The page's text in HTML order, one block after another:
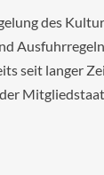
des
seit langer